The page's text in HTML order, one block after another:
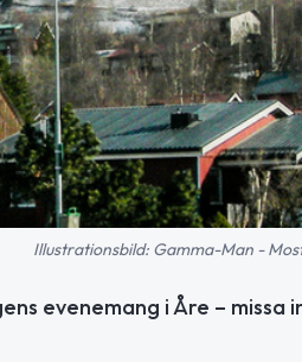
Illustrationsbild: Gamma-Man -
evenemang i Åre –